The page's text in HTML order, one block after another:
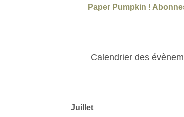
Paper Pumpkin !
Calendrier des
Juillet